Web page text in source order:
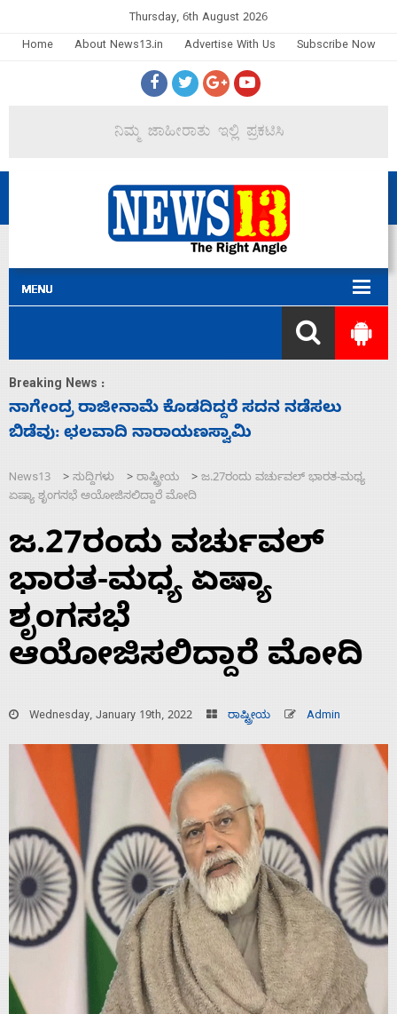
Thursday, 6th August 2026
Home
About News13.in Advertise With Us Subscribe Now
Breaking News :
ಸಚಿವ ಸಂಪುಟ ವಿಸ್ತರಣೆ ಮಾಡಿದ್ದು ಹಣಬಲ ಮತ್ತು
ಹೈಕಮಾಂಡ್ ರಾಜಕಾರಣಕ್ಕೆ: ವಿಜಯೇಂದ್ರ
News13 > ಸುದ್ದಿಗಳು > ರಾಷ್ಟ್ರೀಯ > ಜ.27ರಂದು ವರ್ಚುವಲ್‌ ಭಾರತ-ಮಧ್ಯ
ಏಷ್ಯಾ ಶೃಂಗಸಭೆ ಆಯೋಜಿಸಲಿದ್ದಾರೆ ಮೋದಿ
ಜ.27ರಂದು ವರ್ಚುವಲ್‌
ಭಾರತ-ಮಧ್ಯ ಏಷ್ಯಾ
ಶೃಂಗಸಭೆ
ಆಯೋಜಿಸಲಿದ್ದಾರೆ ಮೋದಿ
Wednesday, January 19th, 2022 ರಾಷ್ಟ್ರೀಯ Admin